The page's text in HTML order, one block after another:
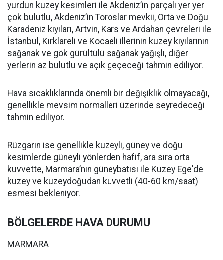
yurdun kuzey kesimleri ile Akdeniz’in parçalı yer yer
çok bulutlu, Akdeniz’in Toroslar mevkii, Orta ve Doğu
Karadeniz kıyıları, Artvin, Kars ve Ardahan çevreleri ile
İstanbul, Kırklareli ve Kocaeli illerinin kuzey kıyılarının
sağanak ve gök gürültülü sağanak yağışlı, diğer
yerlerin az bulutlu ve açık geçeceği tahmin ediliyor.
Hava sıcaklıklarında önemli bir değişiklik olmayacağı,
genellikle mevsim normalleri üzerinde seyredeceği
tahmin ediliyor.
Rüzgarın ise genellikle kuzeyli, güney ve doğu
kesimlerde güneyli yönlerden hafif, ara sıra orta
kuvvette, Marmara’nın güneybatısı ile Kuzey Ege'de
kuzey ve kuzeydoğudan kuvvetli (40-60 km/saat)
esmesi bekleniyor.
BÖLGELERDE HAVA DURUMU
MARMARA